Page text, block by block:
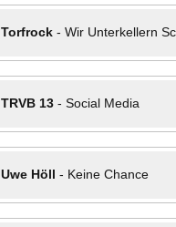
Torfrock- Wir Unterkellern
TRVB 13- Social Media
Uwe Höll - Keine Chance